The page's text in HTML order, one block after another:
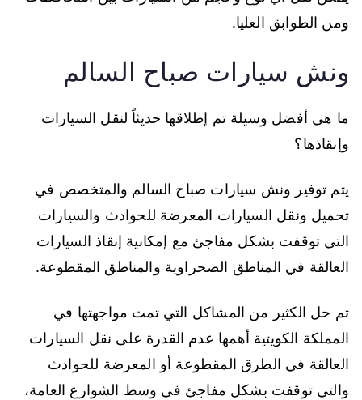
ومن الطوابق العليا.
ونش سيارات صباح السالم
ما هي أفضل وسيلة تم إطلاقها حديثاً لنقل السيارات
وإنقاذها؟
يتم توفير ونش سيارات صباح السالم والمتخصص في
تحميل ونقل السيارات المعرضة للحوادث والسيارات
التي توقفت بشكل مفاجئ مع إمكانية إنقاذ السيارات
العالقة في المناطق الصحراوية والمناطق المقطوعة.
تم حل الكثير من المشاكل التي تمت مواجهتها في
المملكة الكويتية أهمها عدم القدرة على نقل السيارات
العالقة في الطرق المقطوعة أو المعرضة للحوادث
والتي توقفت بشكل مفاجئ في وسط الشوارع العامة،